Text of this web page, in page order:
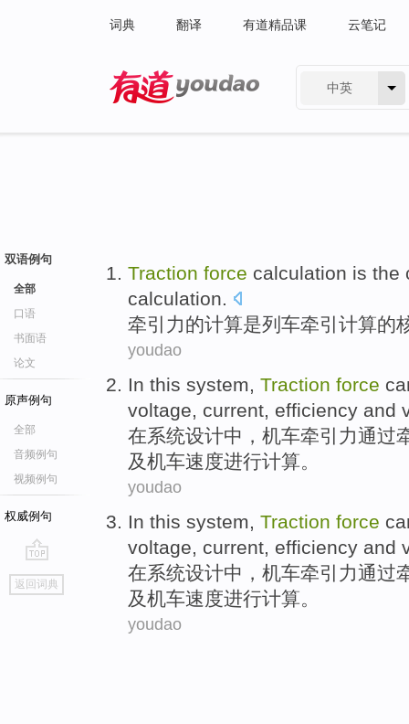
词典 翻译 有道精品课 云笔记
中英
双语例句
全部
口语
书面语
论文
原声例句
全部
音频例句
视频例句
权威例句
go
top
返回词典
Traction force calculation is the
calculation.
牵引力的计算是列车牵引 计算的
youdao
In this system, Traction force
voltage, current, efficiency and
在系统设计中，机车牵引力通过
及机车速度进行计算。
youdao
In this system Traction force
voltage
current efficiency and
在系统设计中，机车牵引力通过
及机车速度进行计算。
youdao